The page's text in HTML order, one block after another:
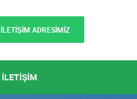
İLETİŞİM ADRESİMİZ
İLETİŞİM